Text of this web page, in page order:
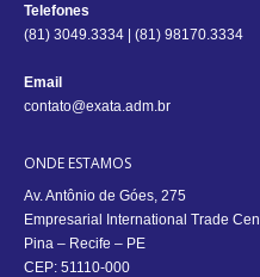
Telefones
(81) 3049.3334 | (81) 98170.3334
Email
contato@exata.adm.br
ONDE ESTAMOS
Av. Antônio de Góes, 275
Empresarial International Trade
Pina – Recife – PE
CEP: 51110-000